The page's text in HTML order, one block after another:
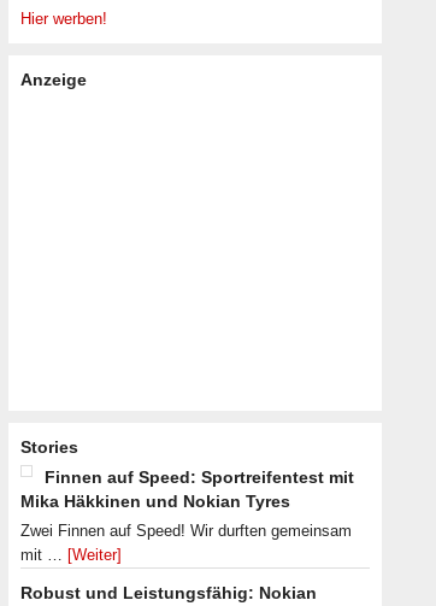
Hier werben!
Anzeige
Stories
Finnen auf Speed: Sportreifentest mit
Mika Häkkinen und Nokian Tyres
Zwei Finnen auf Speed! Wir durften gemeinsam
mit … [Weiter]
Robust und Leistungsfähig: Nokian